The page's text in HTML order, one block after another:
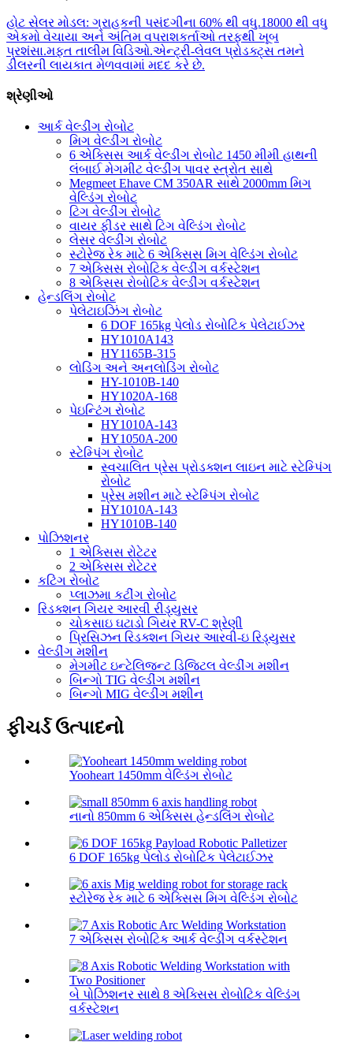
હોટ સેલર મોડલ: ગ્રાહકની પસંદગીના 60% થી વધુ.18000 થી વધુ
એકમો વેચાયા અને અંતિમ વપરાશકર્તાઓ તરફથી ખૂબ
પ્રશંસા.મફત તાલીમ વિડિઓ.એન્ટ્રી-લેવલ પ્રોડક્ટ્સ તમને
ડીલરની લાયકાત મેળવવામાં મદદ કરે છે.
શ્રેણીઓ
આર્ક વેલ્ડીંગ રોબોટ
મિગ વેલ્ડીંગ રોબોટ
6 એક્સિસ આર્ક વેલ્ડીંગ રોબોટ 1450 મીમી હાથની
લંબાઈ મેગમીટ વેલ્ડીંગ પાવર સ્ત્રોત સાથે
Megmeet Ehave CM 350AR સાથે 2000mm મિગ
વેલ્ડિંગ રોબોટ
ટિગ વેલ્ડીંગ રોબોટ
વાયર ફીડર સાથે ટિગ વેલ્ડિંગ રોબોટ
લેસર વેલ્ડીંગ રોબોટ
સ્ટોરેજ રેક માટે 6 એક્સિસ મિગ વેલ્ડિંગ રોબોટ
7 એક્સિસ રોબોટિક વેલ્ડીંગ વર્કસ્ટેશન
8 એક્સિસ રોબોટિક વેલ્ડીંગ વર્કસ્ટેશન
હેન્ડલિંગ રોબોટ
પેલેટાઇઝિંગ રોબોટ
6 DOF 165kg પેલોડ રોબોટિક પેલેટાઈઝર
HY1010A143
HY1165B-315
લોડિંગ અને અનલોડિંગ રોબોટ
HY-1010B-140
HY1020A-168
પેઇન્ટિંગ રોબોટ
HY1010A-143
HY1050A-200
સ્ટેમ્પિંગ રોબોટ
સ્વચાલિત પ્રેસ પ્રોડક્શન લાઇન માટે સ્ટેમ્પિંગ
રોબોટ
પ્રેસ મશીન માટે સ્ટેમ્પિંગ રોબોટ
HY1010A-143
HY1010B-140
પોઝિશનર
1 એક્સિસ રોટેટર
2 એક્સિસ રોટેટર
કટિંગ રોબોટ
પ્લાઝમા કટીંગ રોબોટ
રિડક્શન ગિયર આરવી રીડ્યુસર
ચોકસાઇ ઘટાડો ગિયર RV-C શ્રેણી
પ્રિસિઝન રિડક્શન ગિયર આરવી-ઇ રિડ્યુસર
વેલ્ડીંગ મશીન
મેગમીટ ઇન્ટેલિજન્ટ ડિજિટલ વેલ્ડીંગ મશીન
બિન્ગો TIG વેલ્ડીંગ મશીન
બિન્ગો MIG વેલ્ડીંગ મશીન
ફીચર્ડ ઉત્પાદનો
Yooheart 1450mm વેલ્ડિંગ રોબોટ
નાનો 850mm 6 એક્સિસ હેન્ડલિંગ રોબોટ
6 DOF 165kg પેલોડ રોબોટિક પેલેટાઈઝર
સ્ટોરેજ રેક માટે 6 એક્સિસ મિગ વેલ્ડિંગ રોબોટ
7 એક્સિસ રોબોટિક આર્ક વેલ્ડીંગ વર્કસ્ટેશન
બે પોઝિશનર સાથે 8 એક્સિસ રોબોટિક વેલ્ડિંગ
વર્કસ્ટેશન